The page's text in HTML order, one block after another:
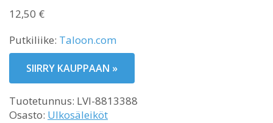
12,50 €
Putkiliike: Taloon.com
SIIRRY KAUPPAAN »
Tuotetunnus: LVI-8813388
Osasto: Ulkosäleiköt